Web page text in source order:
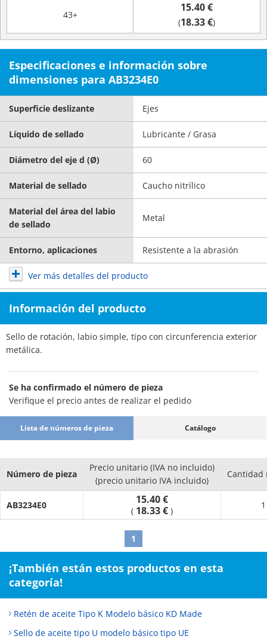
43+
15.40 €
(18.33 €)
Especificaciones e información sobre
dimensiones para AB3234E0
Superficie deslizante Ejes
Líquido de sellado Lubricante / Grasa
Diámetro del eje d (Ø) 60
Material de sellado Caucho nitrílico
Material del área del labio
de sellado
Metal
Entorno, aplicaciones Resistente a la abrasión
Ver más detalles del producto
Información del producto
Sello de rotación, labio simple, tipo con circunferencia exterior
metálica.
Se ha confirmado el número de pieza
Verifique el precio antes de realizar el pedido
Lista de números de pieza Catálogo
Número de pieza
Precio unitario (IVA no incluido)
(precio unitario IVA incluido)
Cantidad
AB3234E0 15.40 €
( 18.33 € )
1
¡También están estos productos en esta
categoría!
Retén de aceite Tipo K Modelo básico KD Made
Sello de aceite tipo U modelo básico tipo UE